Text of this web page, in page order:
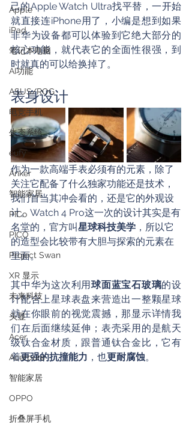
Apple
iPad
笔记本电脑
AI功能
ASUS/ROG
电竞手机
生态系统
eufy
Anker
智能家居
PICo
PICO
Project Swan
XR 显示
未来科技
头显
Acer
Acerpure
智能家居
OPPO
折叠屏手机
己的Apple Watch Ultra找平替，一开始
就直接连iPhone用了，小编是想到如果
非华为设备都可以体验到它绝大部分的
核心功能，就代表它的全面性很强，到
时就真的可以给换掉了。
表身设计
作为一款高端手表必须有的元素，除了
关注它配备了什么独家功能还是技术，
我们首当其冲会看的，还是它的外观设
计。Watch 4 Pro这一次的设计其实是有
名堂的，官方叫星球科技美学 ，所以它
的造型会比较带有大胆与探索的元素在
里面。
其中华为这次利用球面蓝宝石玻璃的设
计配合上星球表盘来营造出一整颗星球
就在你眼前的视觉震撼，那显示详情我
们在后面继续延伸；表壳采用的是航天
级钛合金材质，跟普通钛合金比，它有
着更强的抗撞能力 ，也更耐腐蚀。